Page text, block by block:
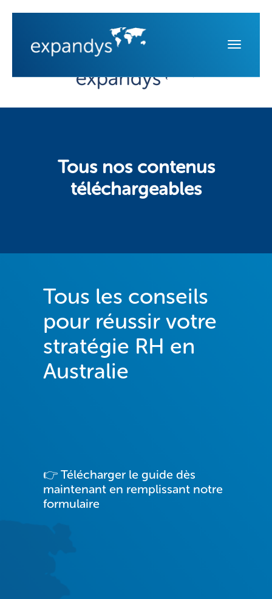
Tous nos contenus
téléchargeables
Tous les conseils
pour réussir votre
stratégie RH en
Australie
👉 Télécharger le guide dès
maintenant en remplissant notre
formulaire